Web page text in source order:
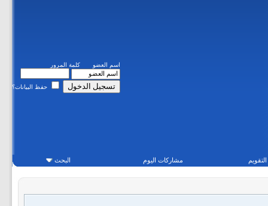
اسم العضو كلمة المرور
حفظ البيانات؟
التقويم مشاركات اليوم البحث